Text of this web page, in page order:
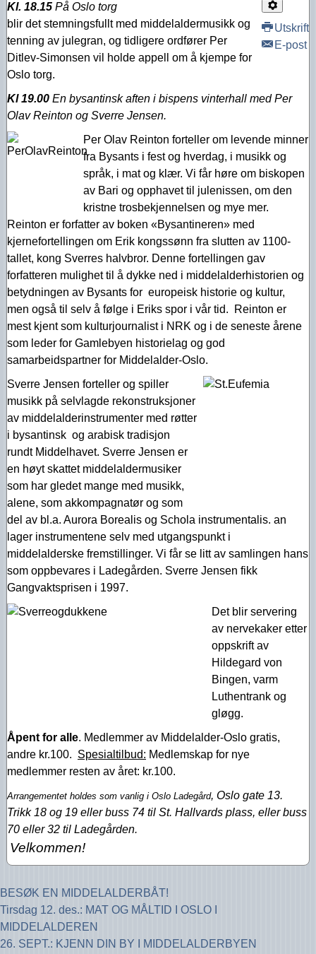
Utskrift
E-post
Kl. 18.15 På Oslo torg
blir det stemningsfullt med middelaldermusikk og
tenning av julegran, og tidligere ordfører Per
Ditlev-Simonsen vil holde appell om å kjempe for
Oslo torg.
Kl 19.00 En bysantinsk aften i bispens vinterhall medPer
Olav Reinton og Sverre Jensen.
Per Olav Reinton forteller om levende minner
fra Bysants i fest og hverdag, i musikk og
språk, i mat og klær. Vi får høre om biskopen
av Bari og opphavet til julenissen, om den
kristne trosbekjennelsen og mye mer.
Reinton er forfatter av boken «Bysantineren» med
kjernefortellingen om Erik kongssønn fra slutten av 1100-
tallet, kong Sverres halvbror. Denne fortellingen gav
forfatteren mulighet til å dykke ned i middelalderhistorien og
betydningen av Bysants for europeisk historie og kultur,
men også til selv å følge i Eriks spor i vår tid. Reinton er
mest kjent som kulturjournalist i NRK og i de seneste årene
som leder for Gamlebyen historielag og god
samarbeidspartner for Middelalder-Oslo.
Sverre Jensen forteller og spiller
musikk på selvlagde rekonstruksjoner
av middelalderinstrumenter med røtter
i bysantinsk og arabisk tradisjon
rundt Middelhavet. Sverre Jensen er
en høyt skattet middelaldermusiker
som har gledet mange med musikk,
alene, som akkompagnatør og som
del av bl.a. Aurora Borealis og Schola instrumentalis. an
lager instrumentene selv med utgangspunkt i
middelalderske fremstillinger. Vi får se litt av samlingen hans
som oppbevares i Ladegården. Sverre Jensen fikk
Gangvaktsprisen i 1997.
Det blir servering
av nervekaker etter
oppskrift av
Hildegard von
Bingen, varm
Luthentrank og
gløgg.
Åpent for alle. Medlemmer av Middelalder-Oslo gratis,
andre kr.100. Spesialtilbud: Medlemskap for nye
medlemmer resten av året: kr.100.
Arrangementet holdes som vanlig i Oslo Ladegård, Oslo gate 13.
Trikk 18 og 19 eller buss 74 til St. Hallvards plass, eller buss
70 eller 32 til Ladegården.
Velkommen!
BESØK EN MIDDELALDERBÅT!
Tirsdag 12. des.: MAT OG MÅLTID I OSLO I
MIDDELALDEREN
26. SEPT.: KJENN DIN BY I MIDDELALDERBYEN